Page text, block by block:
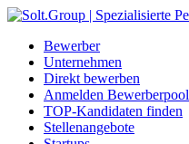
Bewerber
Unternehmen
Direkt bewerben
Anmelden Bewerberpool
TOP-Kandidaten finden
Stellenangebote